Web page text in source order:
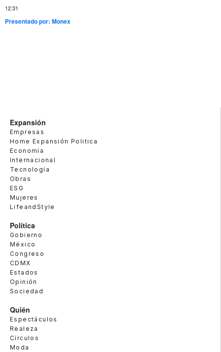
12:31
Presentado por:Monex
Expansión
Empresas
Home Expansión Politica
Economía
Internacional
Tecnología
Obras
ESG
Mujeres
LifeandStyle
Política
Gobierno
México
Congreso
CDMX
Estados
Opinión
Sociedad
Quién
Espectáculos
Realeza
Círculos
Moda